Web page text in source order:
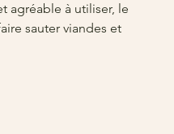
agréable à utiliser, le
sauter viandes et